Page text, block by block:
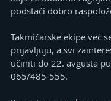
podstaći dobro
Takmičarske ekipe već
prijavljuju, a svi
učiniti do 22. avgusta
065/485-555.